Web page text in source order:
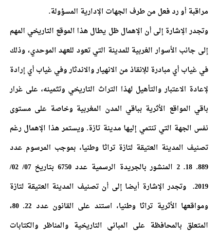
مراقبة أو رد فعل من طرف الجهات الإدارية المسؤولة.
وتجدر الإشارة إلى أن الإهمال ظل يطال هذا الموقع التاريخي المهم
إلى جانب الأسوار الغربية للمدينة التي تعود للعهد الموحدي، وذلك
في غياب أي مبادرة للإنقاذ من الانهيار والاندثار وفي غياب أي إرادة
لإعادة الاعتبار والتأهيل لهذا التراث التاريخي وتثمينه، على غرار
باقي المواقع الأثرية بباقي المدن المغربية وخاصة على مستوى
نفس الجهة التي تنتمي إليها مدينة تازة. ويستمر هذا الإهمال رغم
تصنيف المدينة العتيقة لتازة تراثا وطنيا، بموجب المرسوم عدد
889. 18. 2 المنشور بالجريدة الرسمية عدد 6750 بتاريخ 07/ 02/
2019.
وتجدر الإشارة أيضا إلى أن تصنيف المدينة العتيقة لتازة
ومواقعها الأثرية تراثا وطنيا، استند على القانون عدد 22. 80،
المتعلق بالمحافظة على المباني التاريخية والمناظر والكتابات